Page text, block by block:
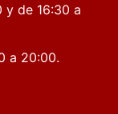
y de 16:30 a
a 20:00.